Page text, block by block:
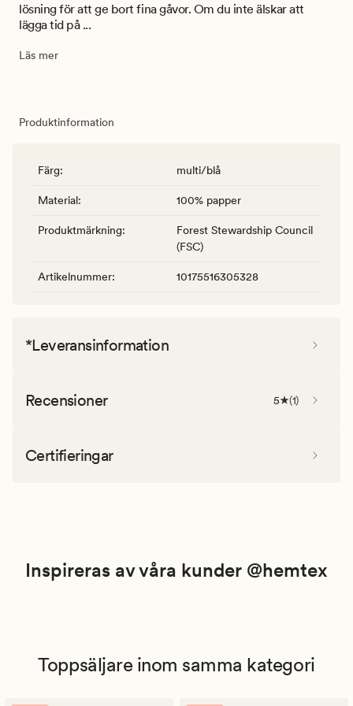
lösning för att ge bort fina gåvor. Om du inte älskar att
lägga tid på ...
Läs mer
Produktinformation
Färg: multi/blå
Material: 100% papper
Produktmärkning:
Forest Stewardship Council
(FSC)
Artikelnummer: 10175516305328
*Leveransinformation
Recensioner 5 (1)
Certifieringar
Inspireras av våra kunder @hemtex
Toppsäljare inom samma kategori